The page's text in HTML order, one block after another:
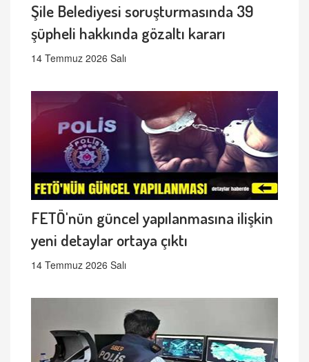
Şile Belediyesi soruşturmasında 39
şüpheli hakkında gözaltı kararı
14 Temmuz 2026 Salı
FETÖ'nün güncel yapılanmasına ilişkin
yeni detaylar ortaya çıktı
14 Temmuz 2026 Salı